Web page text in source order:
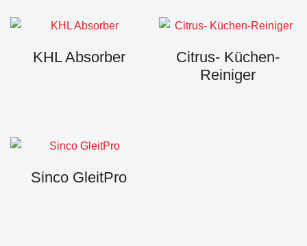
KHL Absorber
Citrus- Küchen-
Reiniger
Sinco GleitPro